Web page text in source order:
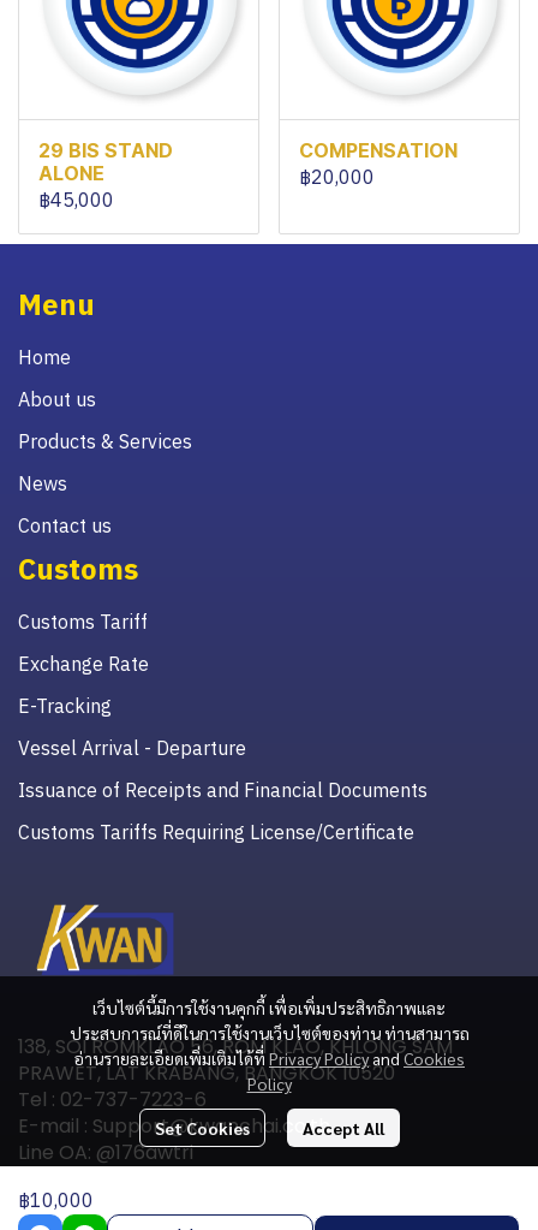
29 BIS STAND
ALONE
฿45,000
COMPENSATION
฿20,000
฿10,000
เว็บไซต์นี้มีการใช้งานคุกกี้ เพื่อเพิ่มประสิทธิภาพและ
ประสบการณ์ที่ดีในการใช้งานเว็บไซต์ของท่าน ท่านสามารถ
อ่านรายละเอียดเพิ่มเติมได้ที่Privacy PolicyandCookies
Policy
Set Cookies Accept All
Menu
Home
About us
Products & Services
News
Contact us
Customs
Customs Tariff
Exchange Rate
E-Tracking
Vessel Arrival - Departure
Issuance of Receipts and Financial Documents
Customs Tariffs Requiring License/Certificate
138, SOI ROMKLAO 56, ROM KLAO, KHLONG SAM
PRAWET, LAT KRABANG, BANGKOK 10520
Tel : 02-737-7223-6
E-mail : Support@kwanchai.co.th
Line OA: @176awtri